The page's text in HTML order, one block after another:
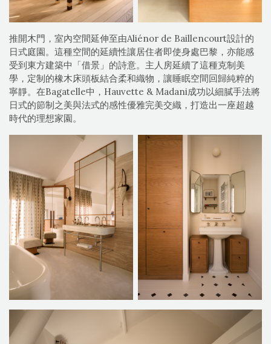
推開木門，室內空間延伸至由Aliénor de Baillencourt設計的
日式庭園。這種空間的延續性讓居住者即使身處巴黎，亦能感
受到東方建築中「借景」的詩意。主人房延續了這種克制美
學，定制的橡木床頭板結合柔和織物，讓睡眠空間回歸純粹的
寧靜。在Bagatelle中，Hauvette & Madani成功以細膩手法將
日式的節制之美與法式的感性優雅完美交織，打造出一座超越
時代的理想家園。